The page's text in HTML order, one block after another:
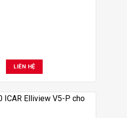
LIÊN HỆ